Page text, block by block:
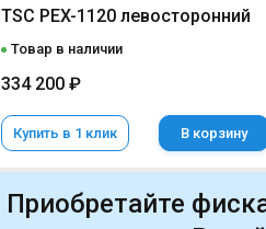
TSC PEX-1120 левосторонний
Товар в наличии
334 200 ₽
Купить в 1 клик В корзину
Приобретайте